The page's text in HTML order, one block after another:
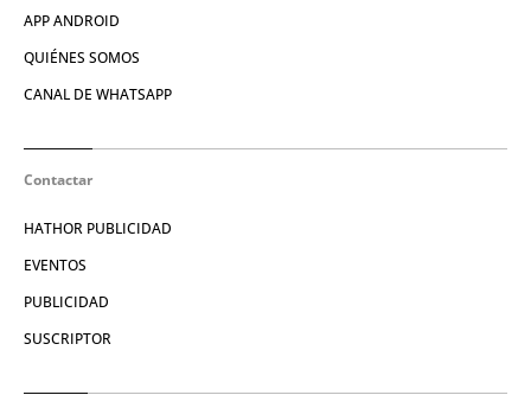
APP ANDROID
QUIÉNES SOMOS
CANAL DE WHATSAPP
Contactar
HATHOR PUBLICIDAD
EVENTOS
PUBLICIDAD
SUSCRIPTOR